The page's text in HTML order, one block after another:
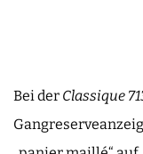
Bei der Classique